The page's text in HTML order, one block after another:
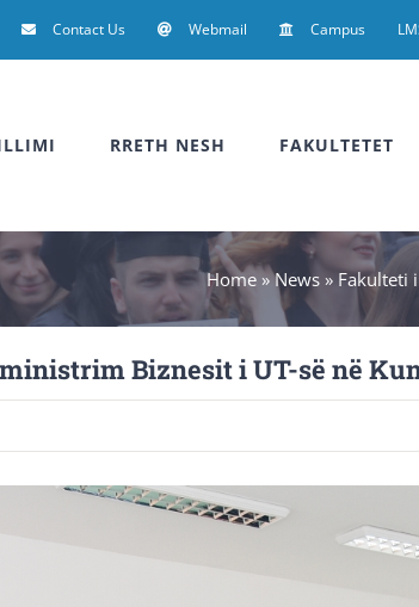
Contact Us Webmail Campus
RRETH NESH FAKULTETET
Home »News » Fakulteti
Biznesit i UT-së në